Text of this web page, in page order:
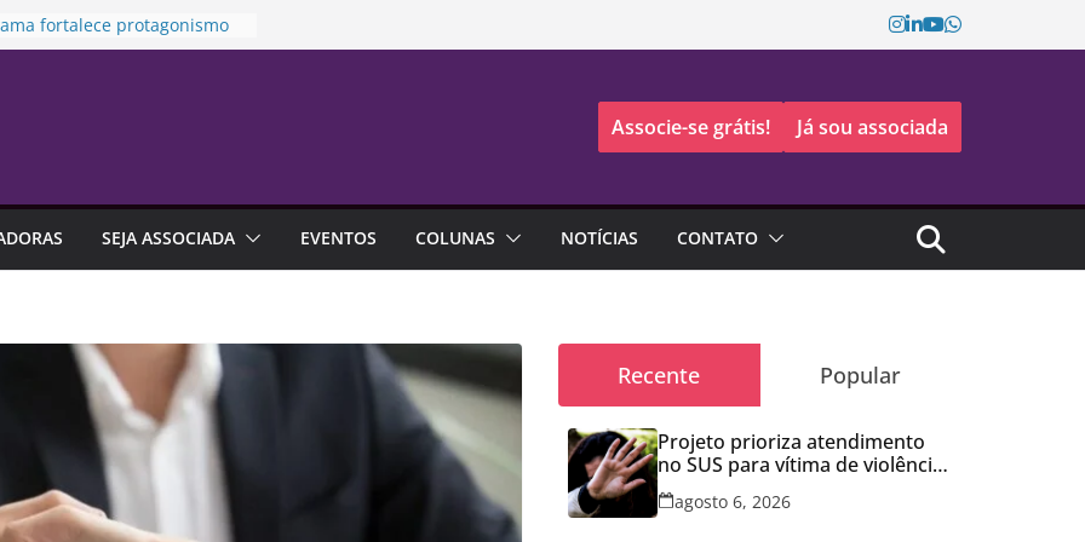
é alternativa de
em contratos de aluguel
R$ 4,6 bilhões até junho
financeiro está mais
Associe-se grátis! Já sou associada
SEJA ASSOCIADA EVENTOS COLUNAS NOTÍCIAS CONTATO
Recente Popular
Projeto prioriza atendimento
no SUS para vítima de violência
doméstica
agosto 6, 2026